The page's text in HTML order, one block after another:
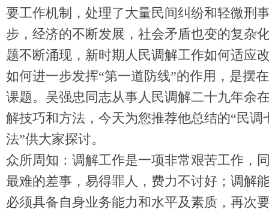
要工作机制，处理了大量民间纠纷和轻微刑
步，经济的不断发展，社会矛盾也变的复杂
题不断涌现，新时期人民调解工作如何适应
如何进一步发挥“第一道防线”的作用，是摆
课题。吴强忠同志从事人民调解二十九年余
解技巧和方法，今天为您推荐他总结的“民调
法”供大家探讨。
众所周知：调解工作是一项非常艰苦工作，
最难的差事，易得罪人，费力不讨好；调解
必须具备自身业务能力和水平及素质，再次